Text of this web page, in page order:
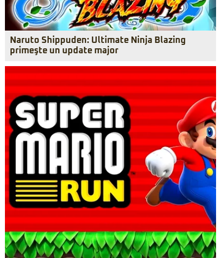
Naruto Shippuden: Ultimate Ninja Blazing
primeşte un update major